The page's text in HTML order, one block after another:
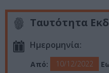
Ταυτότητα
Ημερομηνία:
Από: 10/12/2022